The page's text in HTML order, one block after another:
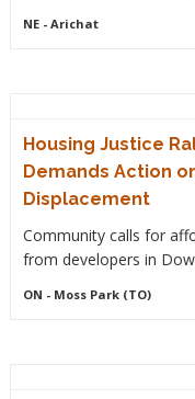
NE- Arichat
Housing Justice
Demands Action
Displacement
Community calls for
from developers in
ON - Moss Park (TO)